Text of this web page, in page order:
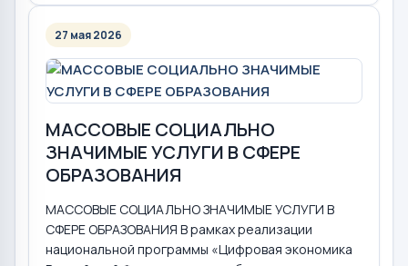
27 мая 2026
МАССОВЫЕ СОЦИАЛЬНО
ЗНАЧИМЫЕ УСЛУГИ В СФЕРЕ
ОБРАЗОВАНИЯ
МАССОВЫЕ СОЦИАЛЬНО ЗНАЧИМЫЕ УСЛУГИ В
СФЕРЕ ОБРАЗОВАНИЯ В рамках реализации
национальной программы «Цифровая экономика